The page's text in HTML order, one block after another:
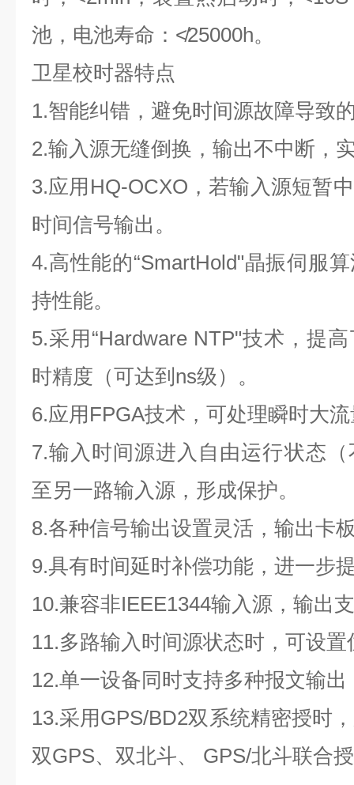
池，电池寿命：≮25000h。
卫星校时器特点
1.智能纠错，避免时间源故障导致
2.输入源无缝倒换，输出不中断，
3.应用 HQ-OCXO ，若输入源短暂
时间信号输出。
4.高性能的“SmartHold"晶振伺服
持性能。
5.采用“Hardware NTP"技术，提
时精度（可达到 ns级）。
6.应用 FPGA技术，可处理瞬时大
7.输入时间源进入自由运行状态
至另一路输入源，形成保护。
8.各种信号输出设置灵活，输出卡
9.具有时间延时补偿功能，进一步
10.兼容非IEEE1344输入源，输出
11.多路输入时间源状态时，可设置
12.单一设备同时支持多种报文输
13.采用GPS/BD2双系统精密授时
双GPS、双北斗、 GPS/北斗联合